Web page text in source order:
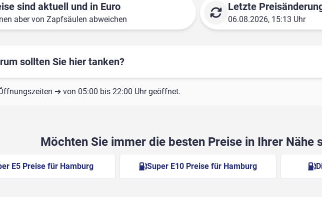
sind aktuell und in Euro
aber von Zapfsäulen abweichen
Letzte
06.08.2026, 15:13 Uhr
sollten Sie hier tanken?
➔ von 05:00 bis 22:00 Uhr geöffnet.
Möchten Sie immer die besten Preise in Ihrer Nähe
E5 Preise für Hamburg Super E10 Preise für Hamburg